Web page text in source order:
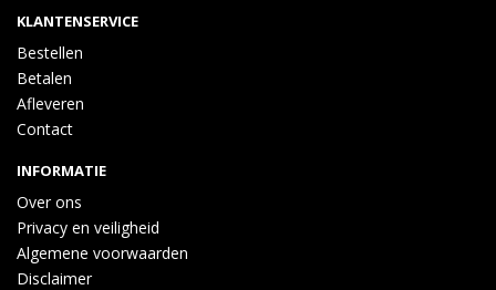
KLANTENSERVICE
Bestellen
Betalen
Afleveren
Contact
INFORMATIE
Over ons
Privacy en veiligheid
Algemene voorwaarden
Disclaimer